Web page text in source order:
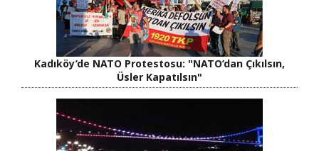
Kadıköy’de NATO Protestosu: "NATO’dan Çıkılsın,
Üsler Kapatılsın"